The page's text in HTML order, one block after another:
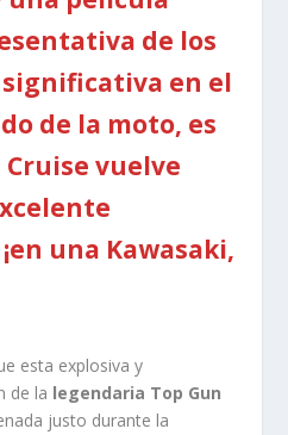
de los
significativa en el
de la moto, es
Cruise vuelve
una Kawasaki,
esta explosiva y
de la legendaria Top Gun
justo durante la